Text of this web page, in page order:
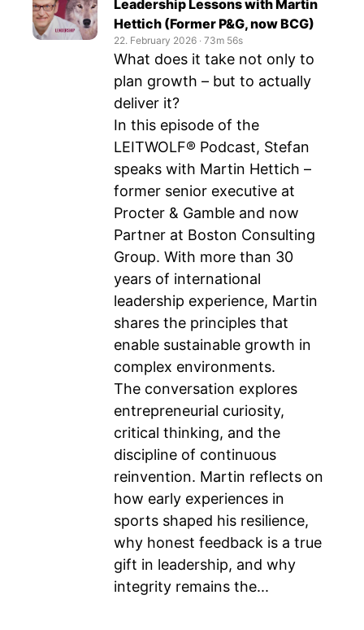
Leadership Lessons with Martin
Hettich (Former P&G, now BCG)
22. February 2026 ‧ 73m 56s
What does it take not only to
plan growth – but to actually
deliver it?
In this episode of the
LEITWOLF® Podcast, Stefan
speaks with Martin Hettich –
former senior executive at
Procter & Gamble and now
Partner at Boston Consulting
Group. With more than 30
years of international
leadership experience, Martin
shares the principles that
enable sustainable growth in
complex environments.
The conversation explores
entrepreneurial curiosity,
critical thinking, and the
discipline of continuous
reinvention. Martin reflects on
how early experiences in
sports shaped his resilience,
why honest feedback is a true
gift in leadership, and why
integrity remains the...